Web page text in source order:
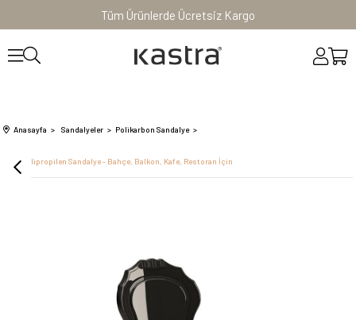
Tüm Ürünlerde Ücretsiz Kargo
Anasayfa Sandalyeler Polikarbon Sandalye
Hera Polipropilen Sandalye - Bahçe, Balkon, Kafe, Restoran İçin